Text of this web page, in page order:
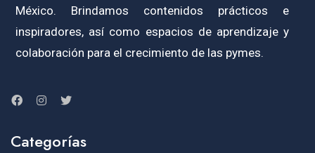
México. Brindamos contenidos prácticos e
inspiradores, así como espacios de aprendizaje y
colaboración para el crecimiento de las pymes.
Categorías